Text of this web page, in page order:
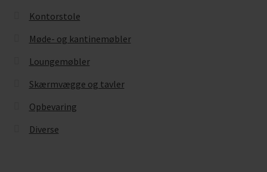
Kontorstole
Møde- og kantinemøbler
Loungemøbler
Skærmvægge og tavler
Opbevaring
Diverse